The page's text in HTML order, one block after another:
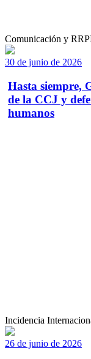
Comunicación y
30 de junio de 2026
Hasta siempre,
de la CCJ y
humanos
Incidencia
26 de junio de 2026